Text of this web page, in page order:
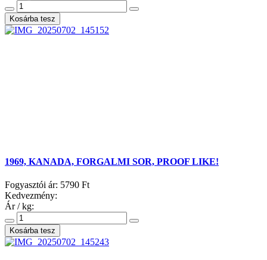
1969, KANADA, FORGALMI SOR, PROOF LIKE!
Fogyasztói ár: 5790 Ft
Kedvezmény:
Ár / kg: